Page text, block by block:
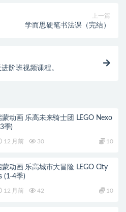
上一篇
学而思硬笔书法课（完结）
阶班视频课程。
蒙动画 乐高未来骑士团 LEGO Nexo
季)
12 月前 30 10
蒙动画 乐高城市大冒险 LEGO City
(1-4季)
12 月前 42 10